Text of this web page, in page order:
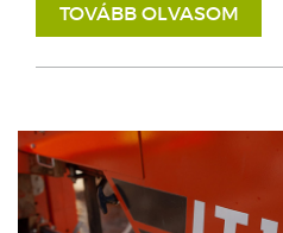
TOVÁBB OLVASOM